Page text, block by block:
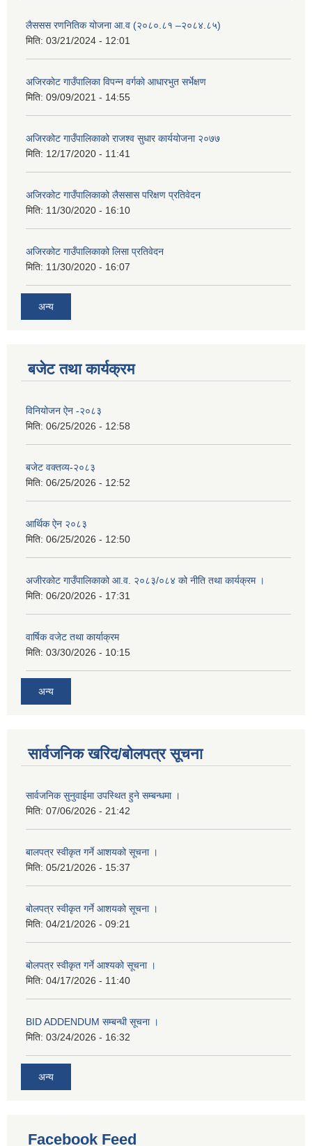
लैससस रणनितिक योजना आ.व (२०८०.८१ –२०८४.८५)
मिति: 03/21/2024 - 12:01
अजिरकाेट गाउँपालिका विपन्न वर्गकाे आधारभुत सर्भेक्षण
मिति: 09/09/2021 - 14:55
अजिरकोट गाउँपालिकाको राजश्व सुधार कार्ययोजना २०७७
मिति: 12/17/2020 - 11:41
अजिरकोट गाउँपालिकाको लैससास परिक्षण प्रतिवेदन
मिति: 11/30/2020 - 16:10
अजिरकोट गाउँपालिकाको लिसा प्रतिवेदन
मिति: 11/30/2020 - 16:07
अन्य
बजेट तथा कार्यक्रम
विनियोजन ऐन -२०८३
मिति: 06/25/2026 - 12:58
बजेट वक्तव्य-२०८३
मिति: 06/25/2026 - 12:52
आर्थिक ऐन २०८३
मिति: 06/25/2026 - 12:50
अजीरकोट गाउँपालिकाको आ.व. २०८३/०८४ को नीति तथा कार्यक्रम ।
मिति: 06/20/2026 - 17:31
वार्षिक वजेट तथा कार्याक्रम
मिति: 03/30/2026 - 10:15
अन्य
सार्वजनिक खरिद/बोलपत्र सूचना
सार्वजनिक सुनुवाईमा उपस्थित हुने सम्बन्धमा ।
मिति: 07/06/2026 - 21:42
बालपत्र स्वीकृत गर्ने आशयको सूचना ।
मिति: 05/21/2026 - 15:37
बोलपत्र स्वीकृत गर्ने आशयको सूचना ।
मिति: 04/21/2026 - 09:21
बोलपत्र स्वीकृत गर्ने आश्यको सूचना ।
मिति: 04/17/2026 - 11:40
BID ADDENDUM सम्बन्धी सूचना ।
मिति: 03/24/2026 - 16:32
अन्य
Facebook Feed